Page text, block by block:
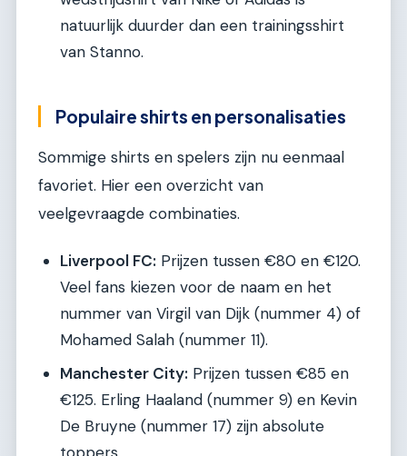
natuurlijk duurder dan een trainingsshirt
van Stanno.
Populaire shirts en personalisaties
Sommige shirts en spelers zijn nu eenmaal
favoriet. Hier een overzicht van
veelgevraagde combinaties.
Liverpool FC: Prijzen tussen €80 en €120.
Veel fans kiezen voor de naam en het
nummer van Virgil van Dijk (nummer 4) of
Mohamed Salah (nummer 11).
Manchester City: Prijzen tussen €85 en
€125. Erling Haaland (nummer 9) en Kevin
De Bruyne (nummer 17) zijn absolute